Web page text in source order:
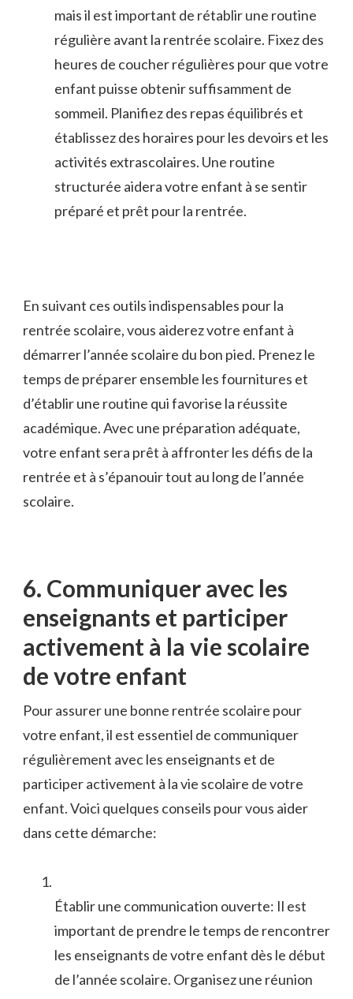
mais ‍il est important de rétablir une⁣ routine
régulière avant la rentrée scolaire. Fixez des
heures de coucher régulières pour que votre
enfant puisse obtenir suffisamment de
sommeil. Planifiez des repas équilibrés et
établissez des horaires pour les devoirs et les
activités extrascolaires. ‍Une ‍routine
structurée ⁤aidera votre enfant ⁤à se sentir
préparé et prêt pour la rentrée.
En suivant ces outils indispensables pour ⁢la
rentrée⁢ scolaire, vous aiderez votre enfant à
démarrer l’année scolaire du bon pied. Prenez le
temps de préparer ensemble les fournitures et
d’établir une⁣ routine qui favorise ⁣la réussite
académique. Avec une préparation adéquate,
votre enfant sera prêt à affronter les défis de la
rentrée et à s’épanouir tout au long⁢ de l’année
scolaire.
6. Communiquer avec les
enseignants et participer
activement à​ la vie scolaire
de votre enfant
Pour assurer une ⁣bonne rentrée scolaire pour
votre enfant, il est ⁣essentiel de communiquer
régulièrement avec ⁣les enseignants et⁤ de
participer activement⁣ à la⁤ vie scolaire de votre
enfant. Voici quelques conseils pour vous aider
dans cette démarche:
Établir une communication ouverte: Il est
important de prendre le temps de rencontrer
les enseignants⁣ de votre enfant ​dès le ⁤début
de l’année scolaire. ‌Organisez une réunion